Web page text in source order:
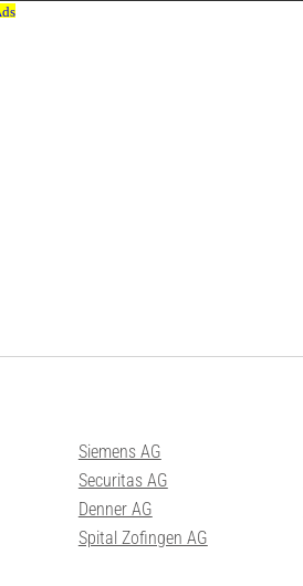
Siemens AG
Securitas AG
Denner AG
Spital Zofingen AG